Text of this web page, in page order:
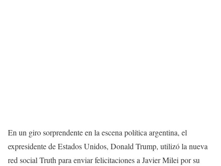
En un giro sorprendente en la escena política argentina, el
expresidente de Estados Unidos, Donald Trump, utilizó la nueva
red social Truth para enviar felicitaciones a Javier Milei por su